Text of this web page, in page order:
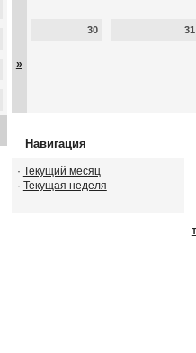
»
30 31
Навигация
· Текущий месяц
· Текущая неделя